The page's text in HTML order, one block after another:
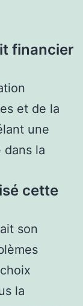
financier
et de la
une
la
cette
son
la